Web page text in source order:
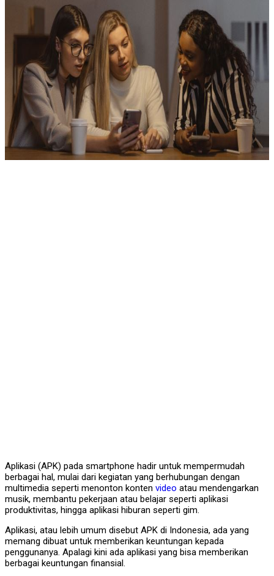
Aplikasi (APK) pada smartphone hadir untuk mempermudah
berbagai hal, mulai dari kegiatan yang berhubungan dengan
multimedia seperti menonton konten video atau mendengarkan
musik, membantu pekerjaan atau belajar seperti aplikasi
produktivitas, hingga aplikasi hiburan seperti gim.
Aplikasi, atau lebih umum disebut APK di Indonesia, ada yang
memang dibuat untuk memberikan keuntungan kepada
penggunanya. Apalagi kini ada aplikasi yang bisa memberikan
berbagai keuntungan finansial.